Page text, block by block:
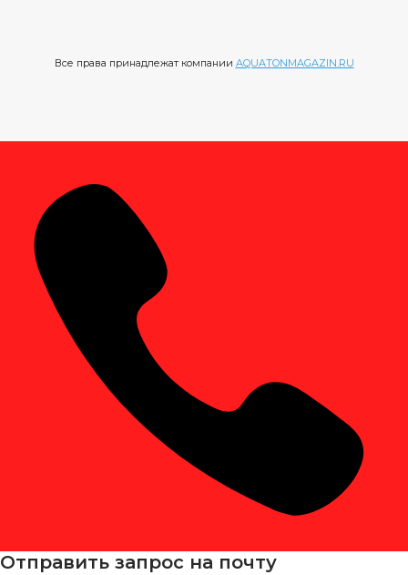
Все права принадлежат компании AQUATONMAGAZIN.RU
Отправить запрос на почту